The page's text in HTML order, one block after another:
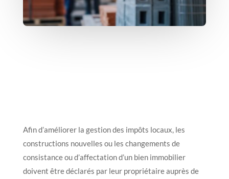
Afin d’améliorer la gestion des impôts locaux, les
constructions nouvelles ou les changements de
consistance ou d’affectation d’un bien immobilier
doivent être déclarés par leur propriétaire auprès de